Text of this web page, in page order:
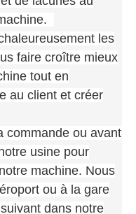
les
faire croître mieux
tout en
au client et créer
commande ou avant
usine pour
machine. Nous
ou à la gare
dans notre